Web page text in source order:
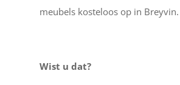
meubels kosteloos op in Breyvin.
Wist u dat?